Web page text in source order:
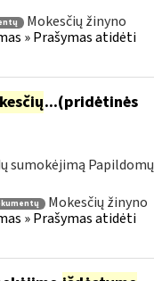
Mokesčių žinyno
» Prašymas atidėti
...(pridėtinės
sumokėjimą Papildomų
Mokesčių žinyno
» Prašymas atidėti